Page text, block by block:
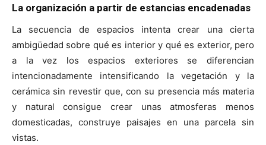
La organización a partir de estancias encadenadas
La secuencia de espacios intenta crear una cierta
ambigüedad sobre qué es interior y qué es exterior, pero
a la vez los espacios exteriores se diferencian
intencionadamente intensificando la vegetación y la
cerámica sin revestir que, con su presencia más materia
y natural consigue crear unas atmosferas menos
domesticadas, construye paisajes en una parcela sin
vistas.